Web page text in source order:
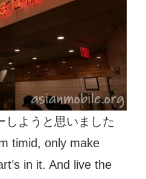
しようと思いました
timid, only make
in it. And live the